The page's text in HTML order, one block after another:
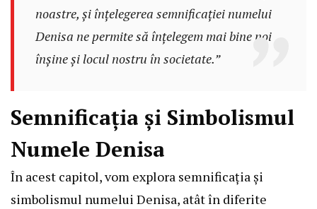
noastre, și înțelegerea semnificației numelui
Denisa ne permite să înțelegem mai bine noi
înșine și locul nostru în societate.”
Semnificația și Simbolismul
Numele Denisa
În acest capitol, vom explora semnificația și
simbolismul numelui Denisa, atât în diferite